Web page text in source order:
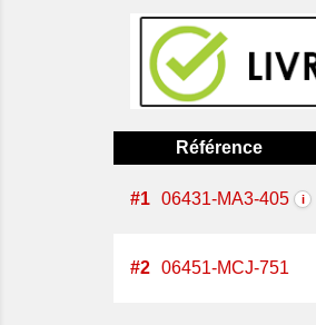
Référence
#1 06431-MA3-405 i
#2 06451-MCJ-751